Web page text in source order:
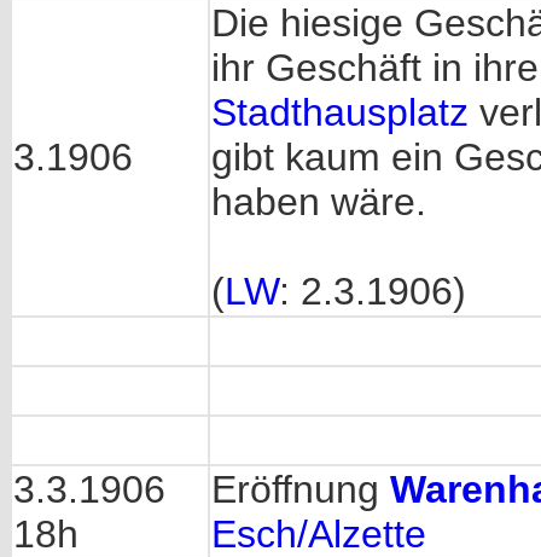
3.1906
Die hiesige
ihr Geschäft in
Stadthausplatz
gibt kaum ein
haben wäre.
(LW: 2.3.1906)
3.3.1906
18h
Eröffnung
Esch/Alzette